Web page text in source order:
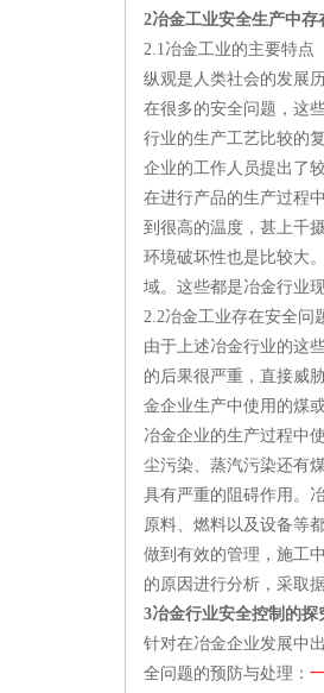
2冶金工业安全生产中
2.1冶金工业的主要特点
纵观是人类社会的发展
在很多的安全问题，这
行业的生产工艺比较的
企业的工作人员提出了
在进行产品的生产过程
到很高的温度，甚上千
环境破坏性也是比较大
域。这些都是冶金行业
2.2冶金工业存在安全问
由于上述冶金行业的这
的后果很严重，直接威
金企业生产中使用的煤
冶金企业的生产过程中
尘污染、蒸汽污染还有
具有严重的阻碍作用。
原料、燃料以及设备等
做到有效的管理，施工
的原因进行分析，采取
3冶金行业安全控制的探
针对在冶金企业发展中
全问题的预防与处理：